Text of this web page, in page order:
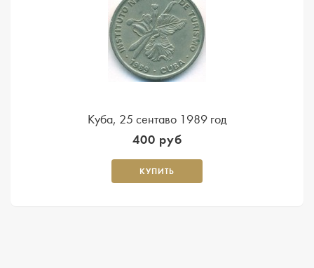
Куба, 25 сентаво 1989 год
400 руб
КУПИТЬ